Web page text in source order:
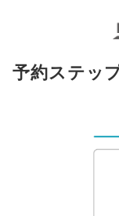
予約ステッ